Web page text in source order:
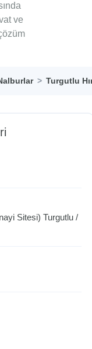
ve
Turgutlu
Sitesi) Turgutlu /